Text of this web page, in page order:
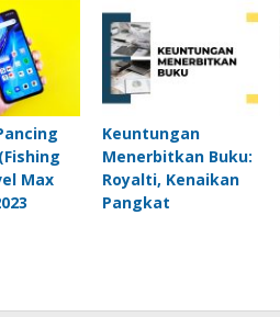
Max
Keuntungan
Menerbitkan Buku:
Royalti, Kenaikan
Pangkat